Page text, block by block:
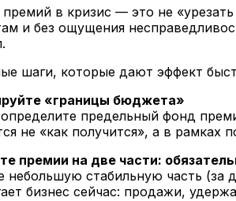
в кризис — это не «урезать
и без ощущения
шаги, которые дают эффект
«границы бюджета»
предельный фонд
не «как получится», а в рамках
премии на две части:
небольшую стабильную часть (за
бизнес сейчас: продажи,